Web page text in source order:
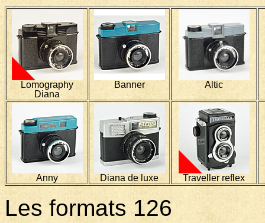
Lomography
Diana
Banner Altic
Anny Diana de luxe Traveller reflex
Les formats 126